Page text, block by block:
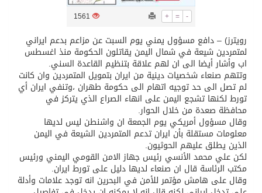
كسوة الكعبة تعتلي البيت العتيق
+ = -
1561
رويترز) – دافع مسؤول يمني يوم السبت عن مزاعم بدعم ايراني
لمتمردين شيعة في شمال اليمن يقاتلون الحكومة منذ اغسطس
اب وأشار أيضا الى ان لهم علاقة بتنظيم القاعدة السني.
وتتهم صنعاء شخصيات دينية من ايران بتمويل المتمردين وان كانت
لم تصل الى حد توجيه اتهام الى حكومة طهران ،وتنفي ايران أي
تورط لكنها تشجع اليمن على انهاء الصراع الذي يتركز في
محافظة صعدة من خلال الحوار.
وقال مسؤول أمريكي يوم الجمعة ان واشنطن ليس لديها
معلومات مستقلة بأن ايران تدعم المتمردين الشيعة في اليمن
الذين يطلق عليهم الحوثيون.
لكن علي محمد الأنسي رئيس جهاز الامن القومي اليمني ورئيس
مكتب الرئاسة قال ان صنعاء لديها دليل على تورط ايران.
وقال على هامش مؤتمر للأمن في البحرين انه توجد علامات وأدلة